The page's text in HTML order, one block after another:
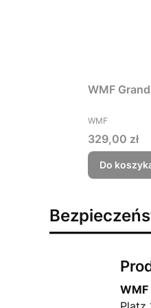
PRODUCENT
WMF
Cena
329,00 zł
Do
WMF